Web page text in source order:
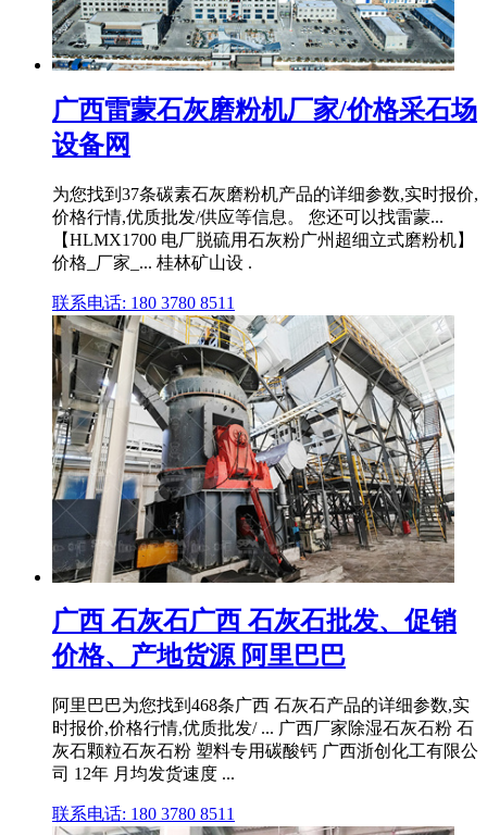
广西雷蒙石灰磨粉机厂家/价格采石场
设备网
为您找到37条碳素石灰磨粉机产品的详细参数,实时报价,
价格行情,优质批发/供应等信息。 您还可以找雷蒙...
【HLMX1700 电厂脱硫用石灰粉广州超细立式磨粉机】
价格_厂家_... 桂林矿山设 .
联系电话: 180 3780 8511
广西 石灰石广西 石灰石批发、促销
价格、产地货源 阿里巴巴
阿里巴巴为您找到468条广西 石灰石产品的详细参数,实
时报价,价格行情,优质批发/ ... 广西厂家除湿石灰石粉 石
灰石颗粒石灰石粉 塑料专用碳酸钙 广西浙创化工有限公
司 12年 月均发货速度 ...
联系电话: 180 3780 8511